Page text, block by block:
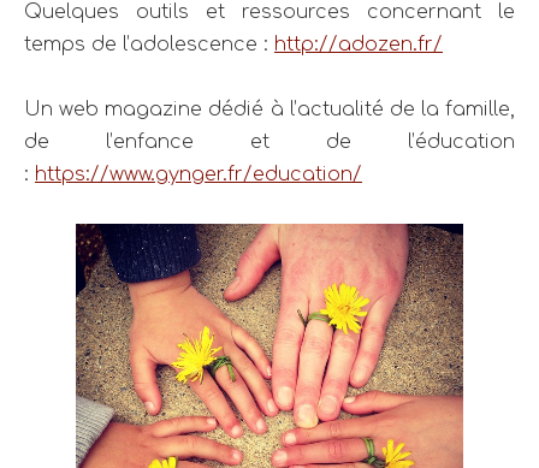
Quelques outils et ressources concernant le
temps de l’adolescence : http://adozen.fr/
Un web magazine dédié à l’actualité de la famille,
de l’enfance et de l’éducation
: https://www.gynger.fr/education/